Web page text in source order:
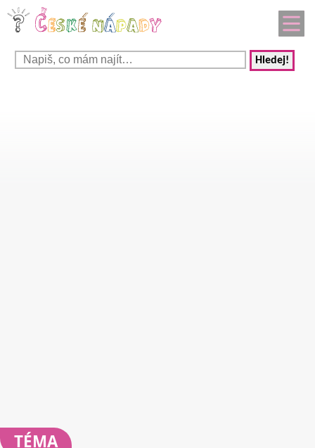
Hledej!
TÉMA